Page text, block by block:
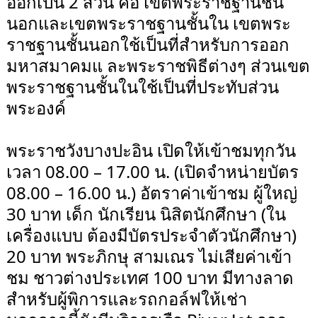
นอกและเขตพระราชฐานชั้นใน เขตพระ
ราชฐานชั้นนอกใช้เป็นที่สำหรับการออก
มหาสมาคมแ ละพระราชพิธีต่างๆ ส่วนเขต
พระราชฐานชั้นในใช้เป็นที่ประทับส่วน
พระองค์
พระราชวังบางปะอิน เปิดให้เข้าชมทุกวัน
เวลา 08.00 – 17.00 น. (เปิดจำหน่ายบัตร
08.00 – 16.00 น.) อัตราค่าเข้าชม ผู้ใหญ่
30 บาท เด็ก นักเรียน นิสิตนักศึกษา (ใน
เครื่องแบบ ต้องมีบัตรประจำตัวนักศึกษา)
20 บาท พระภิกษุ สามเณร ไม่เสียค่าเข้า
ชม ชาวต่างประเทศ 100 บาท มีทางลาด
สำหรับผู้พิการและรถกอล์ฟให้เช่า